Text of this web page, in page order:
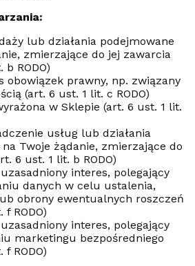
lub działania podejmowane
zmierzające do jej zawarcia
RODO)
obowiązek prawny, np. związany
(art. 6 ust. 1 lit. c RODO)
w Sklepie (art. 6 ust. 1 lit.
usług lub działania
Twoje żądanie, zmierzające do
6 ust. 1 lit. b RODO)
interes, polegający
danych w celu ustalenia,
obrony ewentualnych roszczeń
RODO)
interes, polegający
marketingu bezpośredniego
RODO)